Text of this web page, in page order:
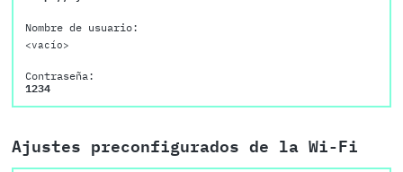
Nombre de usuario:
<vacío>
Contraseña:
1234
Ajustes preconfigurados de la Wi-Fi